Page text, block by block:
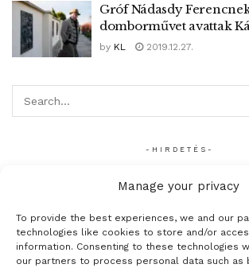
Manage your privacy
To provide the best experiences, we and our
technologies like cookies to store and/or
information. Consenting to these technologies
our partners to process personal data such as
Gróf Nádasdy
domborművet avattak
by KL 2019.12.27.
- H I R D E T É S -